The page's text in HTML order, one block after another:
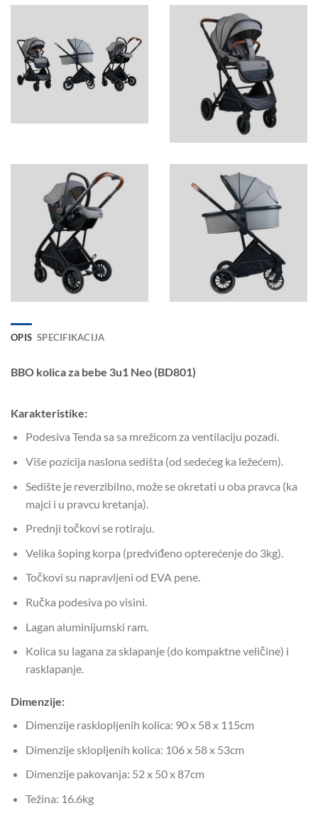
OPIS SPECIFIKACIJA
BBO kolica za bebe 3u1 Neo (BD801)
Karakteristike:
Podesiva Tenda sa sa mrežicom za ventilaciju pozadi.
Više pozicija naslona sedišta (od sedećeg ka ležećem).
Sedište je reverzibilno, može se okretati u oba pravca (ka
majci i u pravcu kretanja).
Prednji točkovi se rotiraju.
Velika šoping korpa (predviđeno opterećenje do 3kg).
Točkovi su napravljeni od EVA pene.
Ručka podesiva po visini.
Lagan aluminijumski ram.
Kolica su lagana za sklapanje (do kompaktne veličine) i
rasklapanje.
Dimenzije:
Dimenzije rasklopljenih kolica: 90 x 58 x 115cm
Dimenzije sklopljenih kolica: 106 x 58 x 53cm
Dimenzije pakovanja: 52 x 50 x 87cm
Težina: 16.6kg